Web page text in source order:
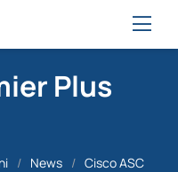
Plus
/ News / Cisco ASC